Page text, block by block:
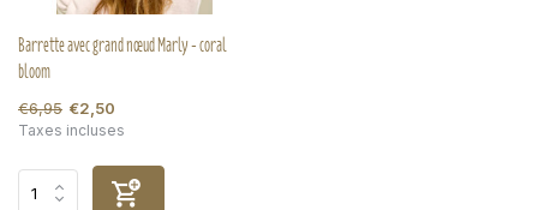
Barrette avec grand nœud Marly - coral
bloom
€6,95 €2,50
Taxes incluses